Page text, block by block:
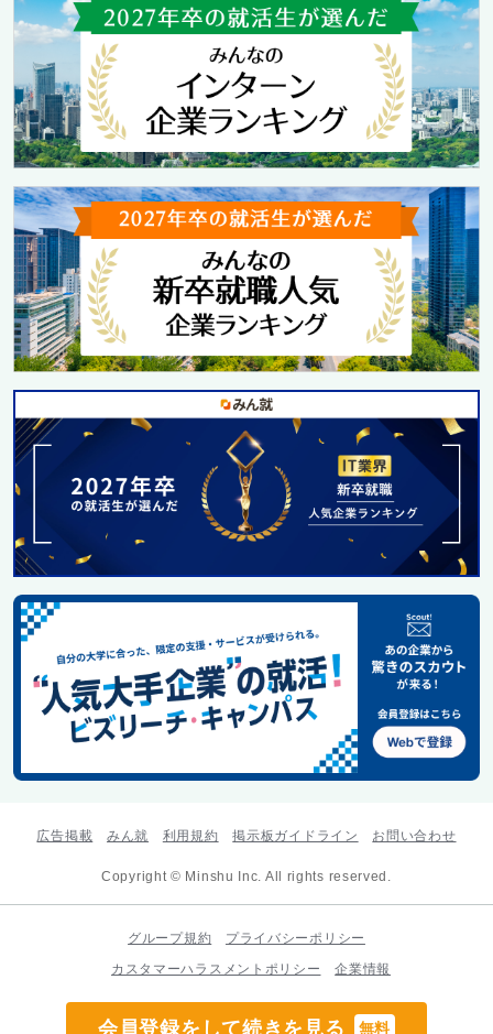
会員登録をして続きを見る 無料
広告掲載 みん就 利用規約 掲示板ガイドライン お問い合わせ
Copyright © Minshu Inc. All rights reserved.
グループ規約
プライバシーポリシー
カスタマーハラスメントポリシー
企業情報